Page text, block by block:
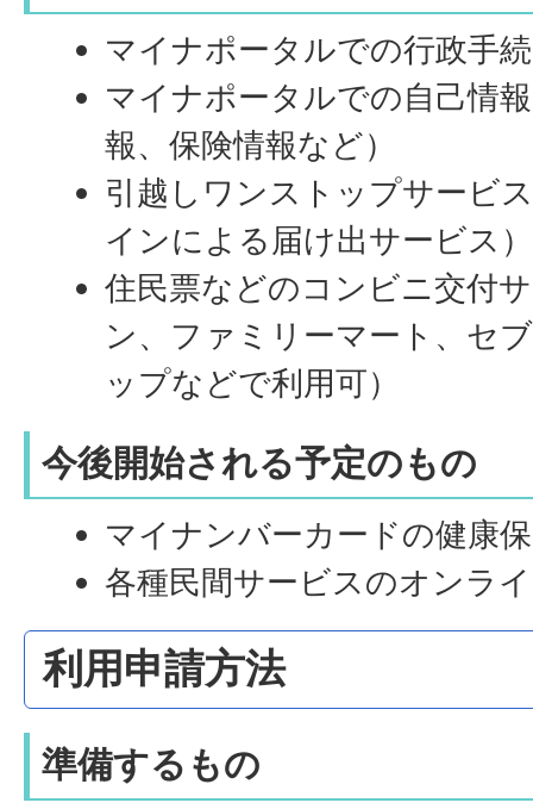
マイナポータルでの行政手
マイナポータルでの自己情
報、保険情報など）
引越しワンストップサービ
インによる届け出サービス）
住民票などのコンビニ交付
ン、ファミリーマート、セ
ップなどで利用可）
今後開始される予定のもの
マイナンバーカードの健康
各種民間サービスのオンラ
利用申請方法
準備するもの